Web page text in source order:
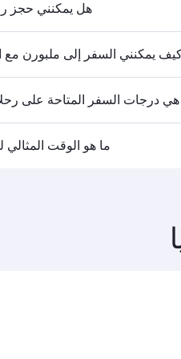
هل يمكنني حجز
يمكنني السفر إلى ملبورن مع
الجوية القطرية. كما تصل رحلاتنا إلى أكثر من 150 وجهة عن طريق الدوحة، مع
هي درجات السفر المتاحة على
تشغيلها، يمكنك السفر
ما هو الوقت